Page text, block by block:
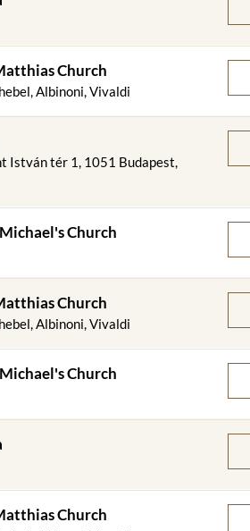
Church
Albinoni, Vivaldi
István tér 1, 1051 Budapest,
Church
Church
Albinoni, Vivaldi
Church
Church